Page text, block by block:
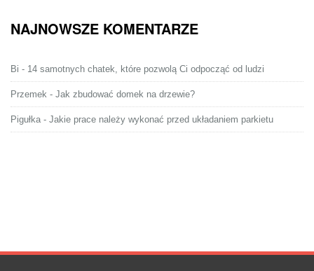
NAJNOWSZE KOMENTARZE
Bi - 14 samotnych chatek, które pozwolą Ci odpocząć od ludzi
Przemek - Jak zbudować domek na drzewie?
Pigułka- Jakie prace należy wykonać przed układaniem parkietu